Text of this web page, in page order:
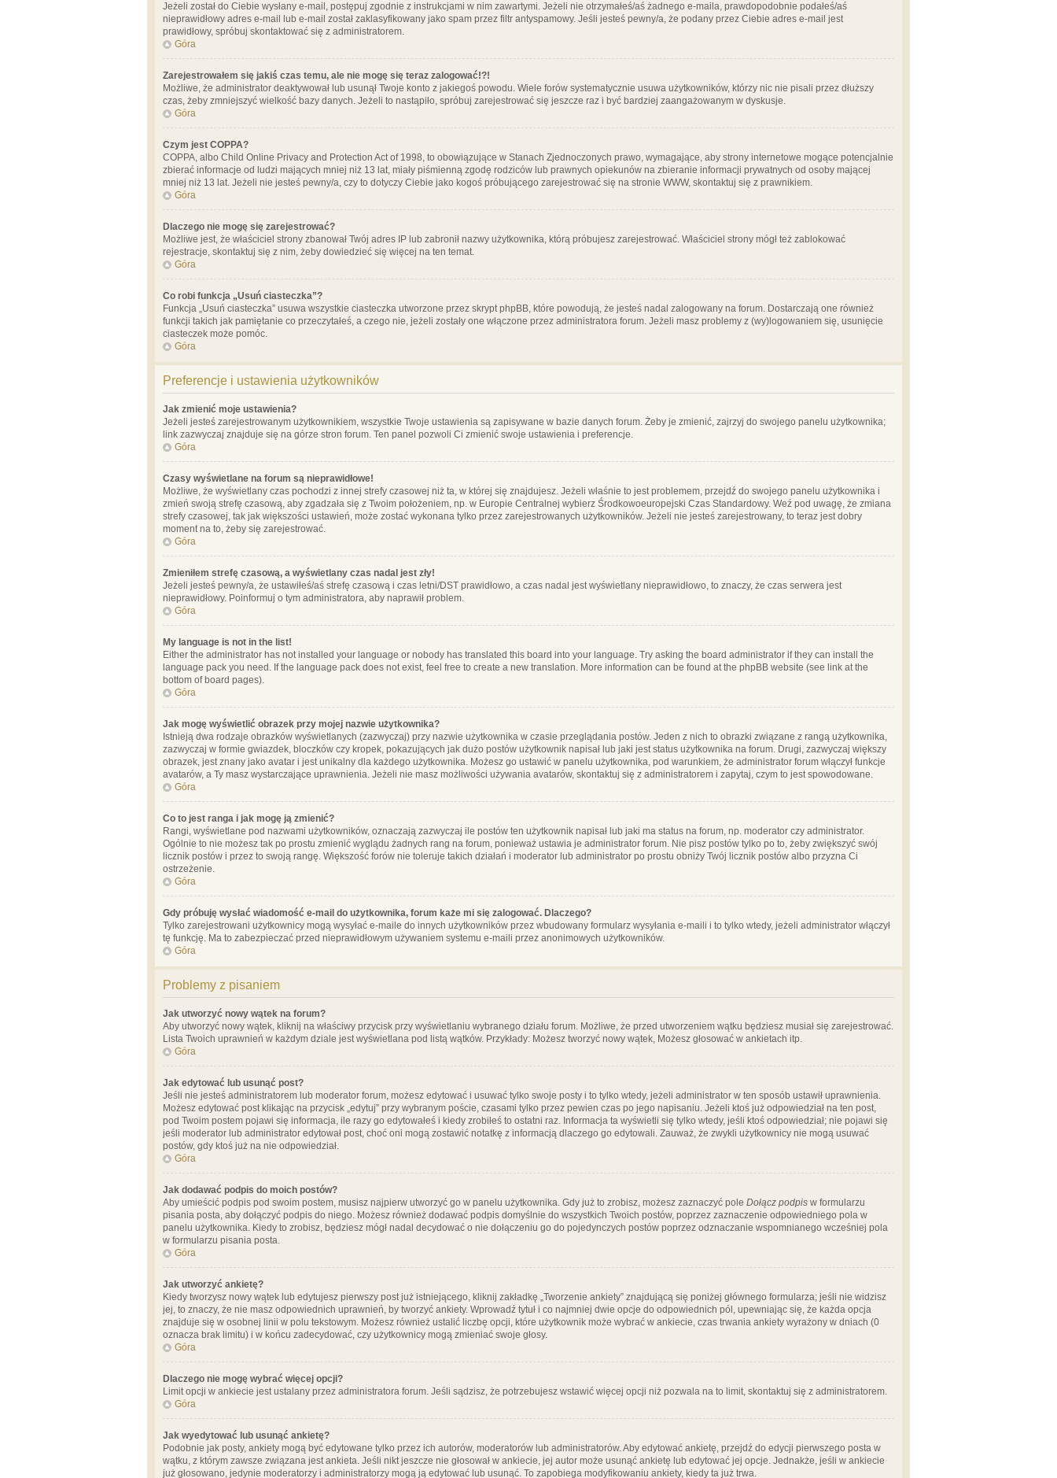
Jeżeli został do Ciebie wysłany e-mail, postępuj zgodnie z instrukcjami w nim zawartymi. Jeżeli nie otrzymałeś/aś żadnego e-maila, prawdopodobnie podałeś/aś
nieprawidłowy adres e-mail lub e-mail został zaklasyfikowany jako spam przez filtr antyspamowy. Jeśli jesteś pewny/a, że podany przez Ciebie adres e-mail jest
prawidłowy, spróbuj skontaktować się z administratorem.
Góra
Zarejestrowałem się jakiś czas temu, ale nie mogę się teraz zalogować!?!
Możliwe, że administrator deaktywował lub usunął Twoje konto z jakiegoś powodu. Wiele forów systematycznie usuwa użytkowników, którzy nic nie pisali przez dłuższy
czas, żeby zmniejszyć wielkość bazy danych. Jeżeli to nastąpiło, spróbuj zarejestrować się jeszcze raz i być bardziej zaangażowanym w dyskusje.
Góra
Czym jest COPPA?
COPPA, albo Child Online Privacy and Protection Act of 1998, to obowiązujące w Stanach Zjednoczonych prawo, wymagające, aby strony internetowe mogące potencjalnie
zbierać informacje od ludzi mających mniej niż 13 lat, miały piśmienną zgodę rodziców lub prawnych opiekunów na zbieranie informacji prywatnych od osoby mającej
mniej niż 13 lat. Jeżeli nie jesteś pewny/a, czy to dotyczy Ciebie jako kogoś próbującego zarejestrować się na stronie WWW, skontaktuj się z prawnikiem.
Góra
Dlaczego nie mogę się zarejestrować?
Możliwe jest, że właściciel strony zbanował Twój adres IP lub zabronił nazwy użytkownika, którą próbujesz zarejestrować. Właściciel strony mógł też zablokować
rejestracje, skontaktuj się z nim, żeby dowiedzieć się więcej na ten temat.
Góra
Co robi funkcja „Usuń ciasteczka”?
Funkcja „Usuń ciasteczka” usuwa wszystkie ciasteczka utworzone przez skrypt phpBB, które powodują, że jesteś nadal zalogowany na forum. Dostarczają one również
funkcji takich jak pamiętanie co przeczytałeś, a czego nie, jeżeli zostały one włączone przez administratora forum. Jeżeli masz problemy z (wy)logowaniem się, usunięcie
ciasteczek może pomóc.
Góra
Preferencje i ustawienia użytkowników
Jak zmienić moje ustawienia?
Jeżeli jesteś zarejestrowanym użytkownikiem, wszystkie Twoje ustawienia są zapisywane w bazie danych forum. Żeby je zmienić, zajrzyj do swojego panelu użytkownika;
link zazwyczaj znajduje się na górze stron forum. Ten panel pozwoli Ci zmienić swoje ustawienia i preferencje.
Góra
Czasy wyświetlane na forum są nieprawidłowe!
Możliwe, że wyświetlany czas pochodzi z innej strefy czasowej niż ta, w której się znajdujesz. Jeżeli właśnie to jest problemem, przejdź do swojego panelu użytkownika i
zmień swoją strefę czasową, aby zgadzała się z Twoim położeniem, np. w Europie Centralnej wybierz Środkowoeuropejski Czas Standardowy. Weź pod uwagę, że zmiana
strefy czasowej, tak jak większości ustawień, może zostać wykonana tylko przez zarejestrowanych użytkowników. Jeżeli nie jesteś zarejestrowany, to teraz jest dobry
moment na to, żeby się zarejestrować.
Góra
Zmieniłem strefę czasową, a wyświetlany czas nadal jest zły!
Jeżeli jesteś pewny/a, że ustawiłeś/aś strefę czasową i czas letni/DST prawidłowo, a czas nadal jest wyświetlany nieprawidłowo, to znaczy, że czas serwera jest
nieprawidłowy. Poinformuj o tym administratora, aby naprawił problem.
Góra
My language is not in the list!
Either the administrator has not installed your language or nobody has translated this board into your language. Try asking the board administrator if they can install the
language pack you need. If the language pack does not exist, feel free to create a new translation. More information can be found at the phpBB website (see link at the
bottom of board pages).
Góra
Jak mogę wyświetlić obrazek przy mojej nazwie użytkownika?
Istnieją dwa rodzaje obrazków wyświetlanych (zazwyczaj) przy nazwie użytkownika w czasie przeglądania postów. Jeden z nich to obrazki związane z rangą użytkownika,
zazwyczaj w formie gwiazdek, bloczków czy kropek, pokazujących jak dużo postów użytkownik napisał lub jaki jest status użytkownika na forum. Drugi, zazwyczaj większy
obrazek, jest znany jako avatar i jest unikalny dla każdego użytkownika. Możesz go ustawić w panelu użytkownika, pod warunkiem, że administrator forum włączył funkcje
avatarów, a Ty masz wystarczające uprawnienia. Jeżeli nie masz możliwości używania avatarów, skontaktuj się z administratorem i zapytaj, czym to jest spowodowane.
Góra
Co to jest ranga i jak mogę ją zmienić?
Rangi, wyświetlane pod nazwami użytkowników, oznaczają zazwyczaj ile postów ten użytkownik napisał lub jaki ma status na forum, np. moderator czy administrator.
Ogólnie to nie możesz tak po prostu zmienić wyglądu żadnych rang na forum, ponieważ ustawia je administrator forum. Nie pisz postów tylko po to, żeby zwiększyć swój
licznik postów i przez to swoją rangę. Większość forów nie toleruje takich działań i moderator lub administrator po prostu obniży Twój licznik postów albo przyzna Ci
ostrzeżenie.
Góra
Gdy próbuję wysłać wiadomość e-mail do użytkownika, forum każe mi się zalogować. Dlaczego?
Tylko zarejestrowani użytkownicy mogą wysyłać e-maile do innych użytkowników przez wbudowany formularz wysyłania e-maili i to tylko wtedy, jeżeli administrator włączył
tę funkcję. Ma to zabezpieczać przed nieprawidłowym używaniem systemu e-maili przez anonimowych użytkowników.
Góra
Problemy z pisaniem
Jak utworzyć nowy wątek na forum?
Aby utworzyć nowy wątek, kliknij na właściwy przycisk przy wyświetlaniu wybranego działu forum. Możliwe, że przed utworzeniem wątku będziesz musiał się zarejestrować.
Lista Twoich uprawnień w każdym dziale jest wyświetlana pod listą wątków. Przykłady: Możesz tworzyć nowy wątek, Możesz głosować w ankietach itp.
Góra
Jak edytować lub usunąć post?
Jeśli nie jesteś administratorem lub moderator forum, możesz edytować i usuwać tylko swoje posty i to tylko wtedy, jeżeli administrator w ten sposób ustawił uprawnienia.
Możesz edytować post klikając na przycisk „edytuj” przy wybranym poście, czasami tylko przez pewien czas po jego napisaniu. Jeżeli ktoś już odpowiedział na ten post,
pod Twoim postem pojawi się informacja, ile razy go edytowałeś i kiedy zrobiłeś to ostatni raz. Informacja ta wyświetli się tylko wtedy, jeśli ktoś odpowiedział; nie pojawi się
jeśli moderator lub administrator edytował post, choć oni mogą zostawić notatkę z informacją dlaczego go edytowali. Zauważ, że zwykli użytkownicy nie mogą usuwać
postów, gdy ktoś już na nie odpowiedział.
Góra
Jak dodawać podpis do moich postów?
Aby umieścić podpis pod swoim postem, musisz najpierw utworzyć go w panelu użytkownika. Gdy już to zrobisz, możesz zaznaczyć pole Dołącz podpis w formularzu
pisania posta, aby dołączyć podpis do niego. Możesz również dodawać podpis domyślnie do wszystkich Twoich postów, poprzez zaznaczenie odpowiedniego pola w
panelu użytkownika. Kiedy to zrobisz, będziesz mógł nadal decydować o nie dołączeniu go do pojedynczych postów poprzez odznaczanie wspomnianego wcześniej pola
w formularzu pisania posta.
Góra
Jak utworzyć ankietę?
Kiedy tworzysz nowy wątek lub edytujesz pierwszy post już istniejącego, kliknij zakładkę „Tworzenie ankiety” znajdującą się poniżej głównego formularza; jeśli nie widzisz
jej, to znaczy, że nie masz odpowiednich uprawnień, by tworzyć ankiety. Wprowadź tytuł i co najmniej dwie opcje do odpowiednich pól, upewniając się, że każda opcja
znajduje się w osobnej linii w polu tekstowym. Możesz również ustalić liczbę opcji, które użytkownik może wybrać w ankiecie, czas trwania ankiety wyrażony w dniach (0
oznacza brak limitu) i w końcu zadecydować, czy użytkownicy mogą zmieniać swoje głosy.
Góra
Dlaczego nie mogę wybrać więcej opcji?
Limit opcji w ankiecie jest ustalany przez administratora forum. Jeśli sądzisz, że potrzebujesz wstawić więcej opcji niż pozwala na to limit, skontaktuj się z administratorem.
Góra
Jak wyedytować lub usunąć ankietę?
Podobnie jak posty, ankiety mogą być edytowane tylko przez ich autorów, moderatorów lub administratorów. Aby edytować ankietę, przejdź do edycji pierwszego posta w
wątku, z którym zawsze związana jest ankieta. Jeśli nikt jeszcze nie głosował w ankiecie, jej autor może usunąć ankietę lub edytować jej opcje. Jednakże, jeśli w ankiecie
już głosowano, jedynie moderatorzy i administratorzy mogą ją edytować lub usunąć. To zapobiega modyfikowaniu ankiety, kiedy ta już trwa.